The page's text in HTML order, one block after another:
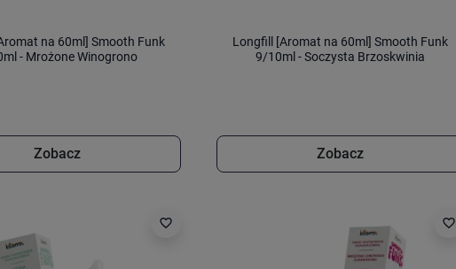
na 60ml] Smooth Funk
- Mrożone Winogrono
Zobacz
Longfill [Aromat na 60ml] Smooth Funk
9/10ml - Soczysta Brzoskwinia
Zobacz
favorite_border favorite_border